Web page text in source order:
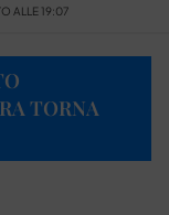
ALLE 19:07
TORNA